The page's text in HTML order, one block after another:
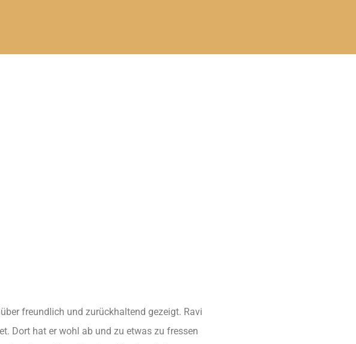
freundlich und zurückhaltend gezeigt. Ravi
Dort hat er wohl ab und zu etwas zu fressen